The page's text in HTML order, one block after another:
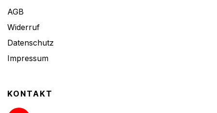
AGB
Widerruf
Datenschutz
Impressum
KONTAKT